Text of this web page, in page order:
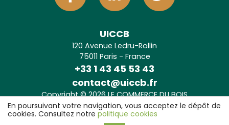
UICCB
120 Avenue Ledru-Rollin
75011 Paris - France
+33 1 43 45 53 43
contact@uiccb.fr
Copyright © 2026 LE COMMERCE DU BOIS
Agence web Paris: 6LAB
En poursuivant votre navigation, vous acceptez le dépôt de
cookies. Consultez notre politique cookies